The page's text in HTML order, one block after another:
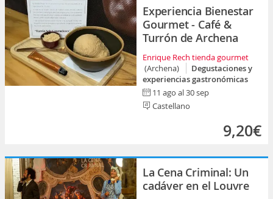
Experiencia Bienestar
Gourmet - Café &
Turrón de Archena
Enrique Rech tienda gourmet
(Archena)
Degustaciones y
experiencias gastronómicas
11 ago al 30 sep
Castellano
9,20€
La Cena Criminal: Un
cadáver en el Louvre